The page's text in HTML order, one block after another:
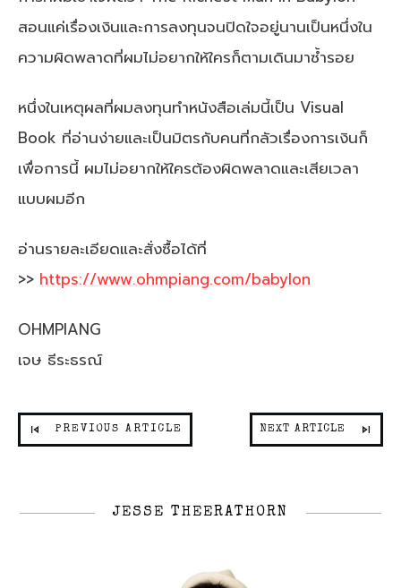
สอนแค่เรื่องเงินและการลงทุนจนปิดใจอยู่นานเป็นหนึ่งใน
ความผิดพลาดที่ผมไม่อยากให้ใครก็ตามเดินมาซ้ำรอย
หนึ่งในเหตุผลที่ผมลงทุนทำหนังสือเล่มนี้เป็น Visual
Book ที่อ่านง่ายและเป็นมิตรกับคนที่กลัวเรื่องการเงินก็
เพื่อการนี้ ผมไม่อยากให้ใครต้องผิดพลาดและเสียเวลา
แบบผมอีก
อ่านรายละเอียดและสั่งซื้อได้ที่
>> https://www.ohmpiang.com/babylon
OHMPIANG
เจษ ธีระธรณ์
PREVIOUS ARTICLE NEXT ARTICLE
JESSE THEERATHORN